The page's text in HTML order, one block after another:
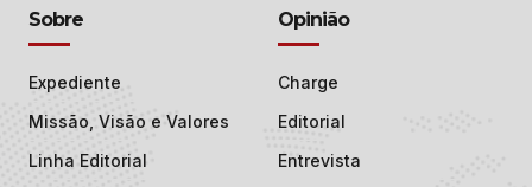
Sobre
Expediente
Missão, Visão e Valores
Linha Editorial
Opinião
Charge
Editorial
Entrevista